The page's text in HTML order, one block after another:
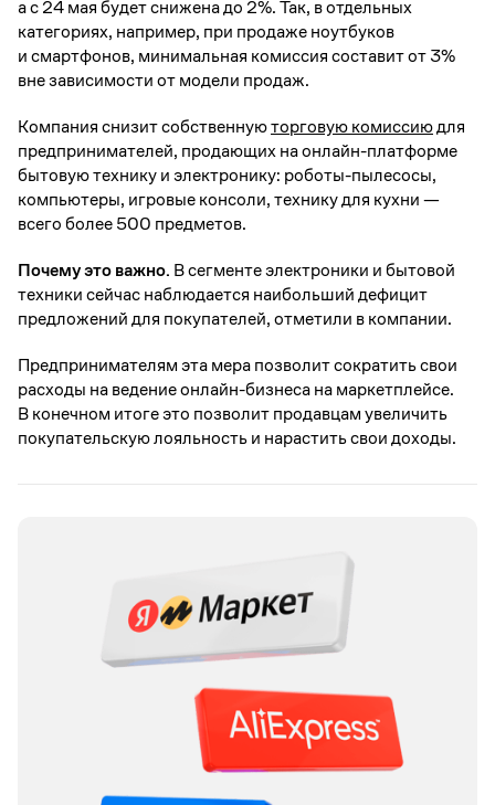
а с 24 мая будет снижена до 2%. Так, в отдельных
категориях, например, при продаже ноутбуков
и смартфонов, минимальная комиссия составит от 3%
вне зависимости от модели продаж.
Компания снизит собственнуюторговую комиссиюдля
предпринимателей, продающих на онлайн-платформе
бытовую технику и электронику: роботы-пылесосы,
компьютеры, игровые консоли, технику для кухни —
всего более 500 предметов.
Почему это важно. В сегменте электроники и бытовой
техники сейчас наблюдается наибольший дефицит
предложений для покупателей, отметили в компании.
Предпринимателям эта мера позволит сократить свои
расходы на ведение онлайн-бизнеса на маркетплейсе.
В конечном итоге это позволит продавцам увеличить
покупательскую лояльность и нарастить свои доходы.